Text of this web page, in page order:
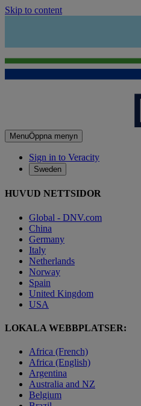
Skip to content
MenuÖppna menyn
Sign in to Veracity
Sweden
HUVUD NETTSIDOR
Global - DNV.com
China
Germany
Italy
Netherlands
Norway
Spain
United Kingdom
USA
LOKALA WEBBPLATSER:
Africa (French)
Africa (English)
Argentina
Australia and NZ
Belgium